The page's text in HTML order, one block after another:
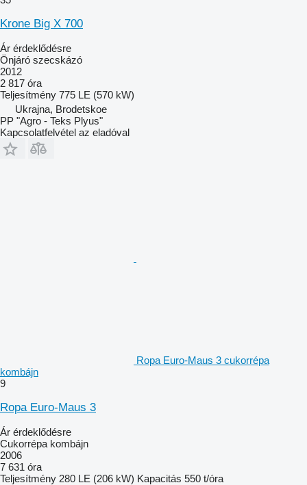
Krone Big X 700
Ár érdeklődésre
Önjáró szecskázó
2012
2 817 óra
Teljesítmény 775 LE (570 kW)
Ukrajna, Brodetskoe
PP "Agro - Teks Plyus"
Kapcsolatfelvétel az eladóval
Ropa Euro-Maus 3 cukorrépa
kombájn
9
Ropa Euro-Maus 3
Ár érdeklődésre
Cukorrépa kombájn
2006
7 631 óra
Teljesítmény 280 LE (206 kW) Kapacitás 550 t/óra